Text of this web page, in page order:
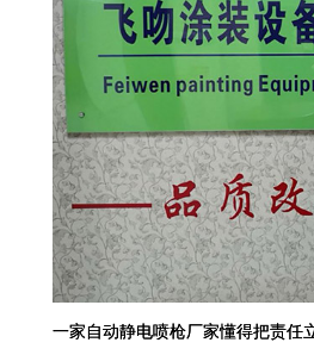
一家自动静电喷枪厂家懂得把责任